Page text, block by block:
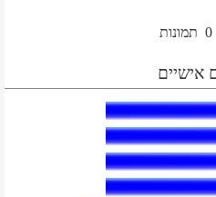
0 תמונות
אישיים